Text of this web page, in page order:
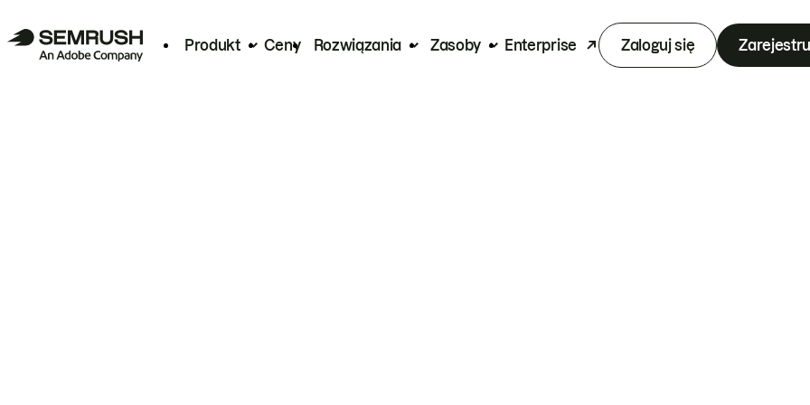
Produkt Ceny Rozwiązania Zasoby Enterprise Zaloguj się